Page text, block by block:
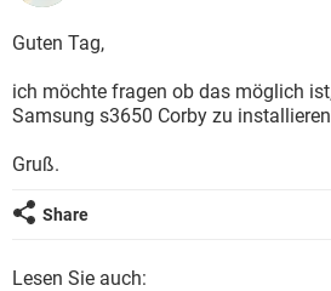
FACEBOOK
WHATSAPP
ANDROID
WINDOWS 10
WHATSAPP
SPIELE
WINDOWS 10
WHATSAPP
FACEBOOK
Guten Tag,
ich möchte fragen ob das möglich
Samsung s3650 Corby zu
Gruß.
Share
Lesen Sie auch: